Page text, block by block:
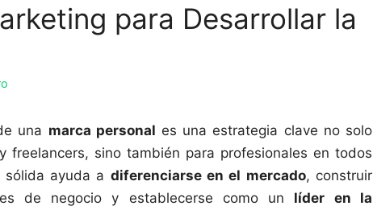
para Desarrollar la
una marca personal es una estrategia clave no solo
y freelancers, sino también para profesionales en todos
sólida ayuda a diferenciarse en el mercado, construir
de negocio y establecerse como un líder en la